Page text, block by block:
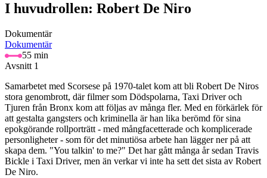
I huvudrollen: Robert De Niro
Dokumentär
Dokumentär
55 min
Avsnitt 1
Samarbetet med Scorsese på 1970-talet kom att bli Robert De Niros
stora genombrott, där filmer som Dödspolarna, Taxi Driver och
Tjuren från Bronx kom att följas av många fler. Med en förkärlek för
att gestalta gangsters och kriminella är han lika berömd för sina
epokgörande rollporträtt - med mångfacetterade och komplicerade
personligheter - som för det minutiösa arbete han lägger ner på att
skapa dem. "You talkin' to me?" Det har gått många år sedan Travis
Bickle i Taxi Driver, men än verkar vi inte ha sett det sista av Robert
De Niro.